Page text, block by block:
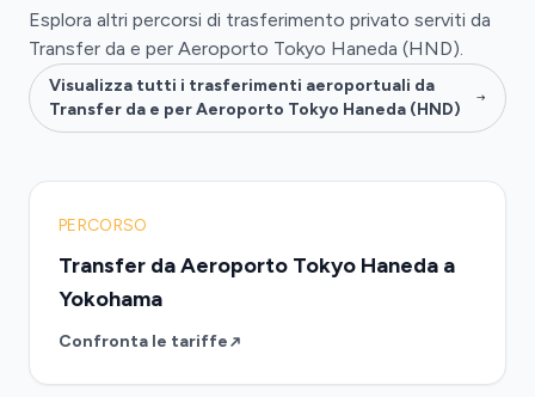
Esplora altri percorsi di trasferimento privato serviti da
Transfer da e per Aeroporto Tokyo Haneda (HND).
Visualizza tutti i trasferimenti aeroportuali da
Transfer da e per Aeroporto Tokyo Haneda (HND)
PERCORSO
Transfer da Aeroporto Tokyo Haneda a
Yokohama
Confronta le tariffe